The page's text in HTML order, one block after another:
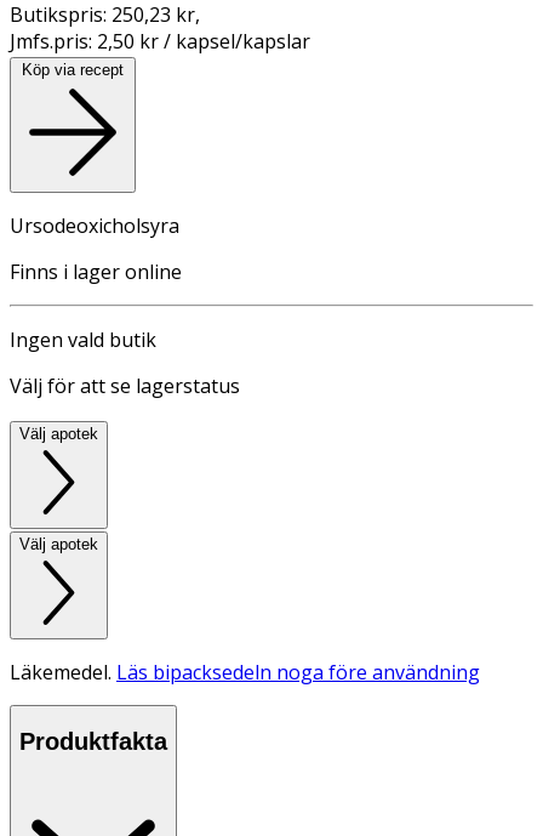
Butikspris: 250,23 kr,
Jmfs.pris: 2,50 kr / kapsel/kapslar
Köp via recept
Ursodeoxicholsyra
Finns i lager online
Ingen vald butik
Välj för att se lagerstatus
Välj apotek
Välj apotek
Läkemedel. Läs bipacksedeln noga före användning
Produktfakta